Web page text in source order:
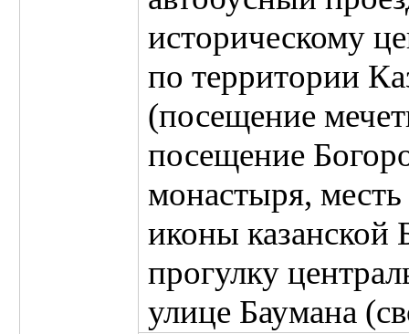
историческому
по территории
(посещение
посещение
монастыря,
иконы казанской
прогулку
улице Баумана